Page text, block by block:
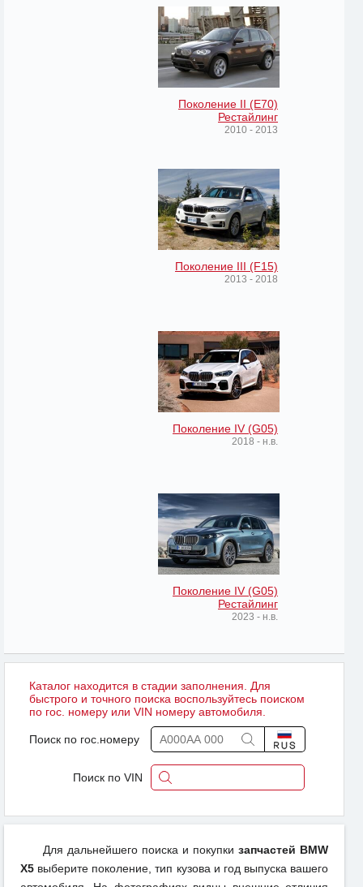
Поколение II (E70)
Рестайлинг
2010 - 2013
Поколение III (F15)
2013 - 2018
Поколение IV (G05)
2018 - н.в.
Поколение IV (G05)
Рестайлинг
2023 - н.в.
Каталог находится в стадии заполнения. Для
быстрого и точного поиска воспользуйтесь поиском
по гос. номеру или VIN номеру автомобиля.
Поиск по гос.номеру
Поиск по VIN
Для дальнейшего поиска и покупки запчастей BMW
X5 выберите поколение, тип кузова и год выпуска вашего